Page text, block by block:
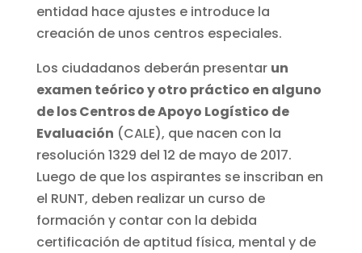
entidad hace ajustes e introduce la
creación de unos centros especiales.
Los ciudadanos deberán presentar un
examen teórico y otro práctico en alguno
de los Centros de Apoyo Logístico de
Evaluación (CALE), que nacen con la
resolución 1329 del 12 de mayo de 2017.
Luego de que los aspirantes se inscriban en
el RUNT, deben realizar un curso de
formación y contar con la debida
certificación de aptitud física, mental y de